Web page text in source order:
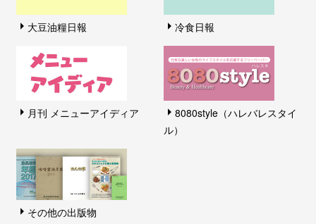
大豆油糧日報 冷食日報
月刊 メニューアイディア
8080style（ハレバレスタイ
ル）
その他の出版物